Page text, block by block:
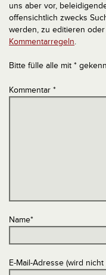
uns aber vor,
offensichtlich zwecks
werden, zu editieren
Kommentarregeln.
Bitte fülle alle mit *
Kommentar *
Name*
E-Mail-Adresse (wird